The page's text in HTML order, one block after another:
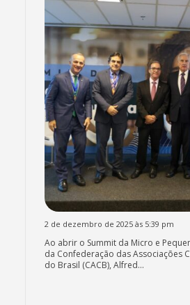
2 de dezembro de 2025 às 5:39 pm
Ao abrir o Summit da Micro e
da Confederação das Associações
do Brasil (CACB), Alfred...